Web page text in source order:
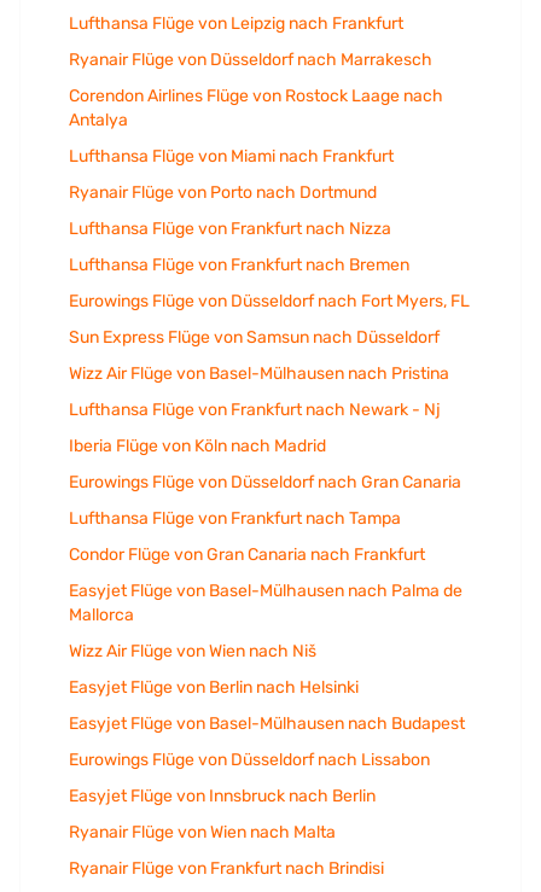
Lufthansa Flüge von Leipzig nach Frankfurt
Ryanair Flüge von Düsseldorf nach Marrakesch
Corendon Airlines Flüge von Rostock Laage nach
Antalya
Lufthansa Flüge von Miami nach Frankfurt
Ryanair Flüge von Porto nach Dortmund
Lufthansa Flüge von Frankfurt nach Nizza
Lufthansa Flüge von Frankfurt nach Bremen
Eurowings Flüge von Düsseldorf nach Fort Myers, FL
Sun Express Flüge von Samsun nach Düsseldorf
Wizz Air Flüge von Basel-Mülhausen nach Pristina
Lufthansa Flüge von Frankfurt nach Newark - Nj
Iberia Flüge von Köln nach Madrid
Eurowings Flüge von Düsseldorf nach Gran Canaria
Lufthansa Flüge von Frankfurt nach Tampa
Condor Flüge von Gran Canaria nach Frankfurt
Easyjet Flüge von Basel-Mülhausen nach Palma de
Mallorca
Wizz Air Flüge von Wien nach Niš
Easyjet Flüge von Berlin nach Helsinki
Easyjet Flüge von Basel-Mülhausen nach Budapest
Eurowings Flüge von Düsseldorf nach Lissabon
Easyjet Flüge von Innsbruck nach Berlin
Ryanair Flüge von Wien nach Malta
Ryanair Flüge von Frankfurt nach Brindisi